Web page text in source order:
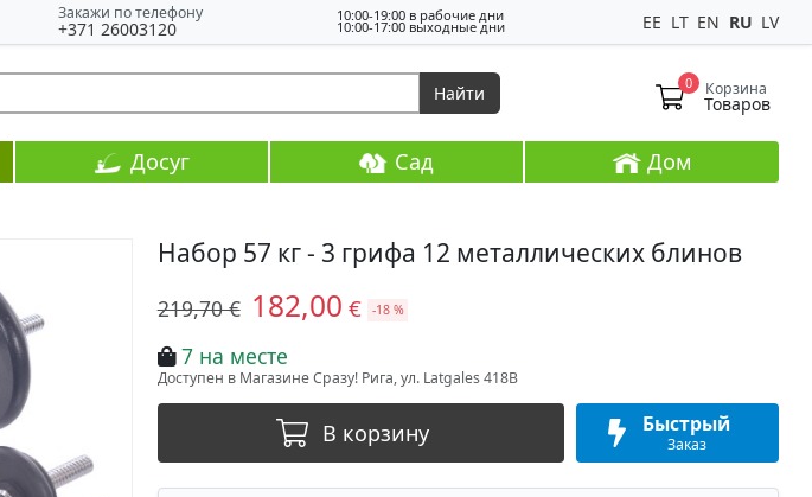
Закажи по телефону
+371 26003120
10:00-19:00 в рабочие дни
10:00-17:00 выходные дни EE LT EN RU LV
0 Корзина
Товаров
Найти
Досуг Сад Дом
Набор 57 кг - 3 грифа 12 металлических блинов
219,70 € 182,00 € -18 %
7 на месте
Доступен в Магазине Сразу! Рига, ул. Latgales 418B
В корзину Быстрый
Заказ